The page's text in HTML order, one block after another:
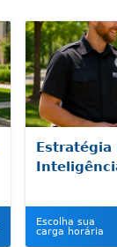
Estratégia
Escolha sua
carga horária